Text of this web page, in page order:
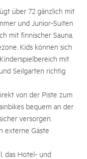
über 72 gänzlich mit
und Junior-Suiten
mit finnischer Sauna,
Kids können sich
mit
Seilgarten richtig
von der Piste zum
bequem an der
versorgen.
externe Gäste
das Hotel- und